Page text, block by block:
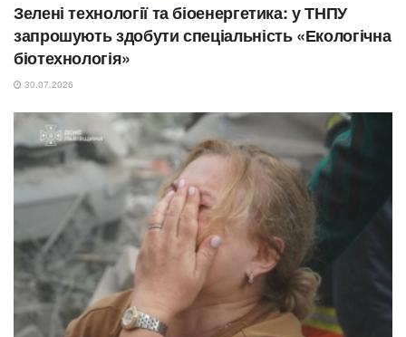
Зелені технології та біоенергетика: у ТНПУ
запрошують здобути спеціальність «Екологічна
біотехнологія»
30.07.2026